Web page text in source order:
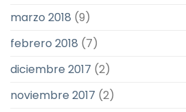
marzo 2018 (9)
febrero 2018 (7)
diciembre 2017 (2)
noviembre 2017 (2)